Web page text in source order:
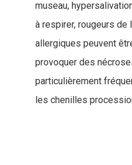
museau,
à respirer, rougeurs de
allergiques peuvent
provoquer des
particulièrement
les chenilles